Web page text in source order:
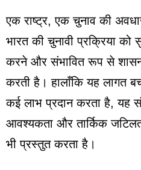
एक राष्ट्र, एक चुनाव की
भारत की चुनावी प्रक्रिया
करने और संभावित रूप से
करती है। हालाँकि यह लागत
कई लाभ प्रदान करता है, यह
आवश्यकता और तार्किक
भी प्रस्तुत करता है।